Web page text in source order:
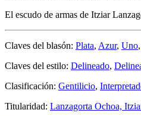
El escudo de armas de Itziar
Claves del blasón: Plata, Azur, Uno,
Claves del estilo: Delineado,
Clasificación: Gentilicio,
Titularidad: Lanzagorta Ochoa,